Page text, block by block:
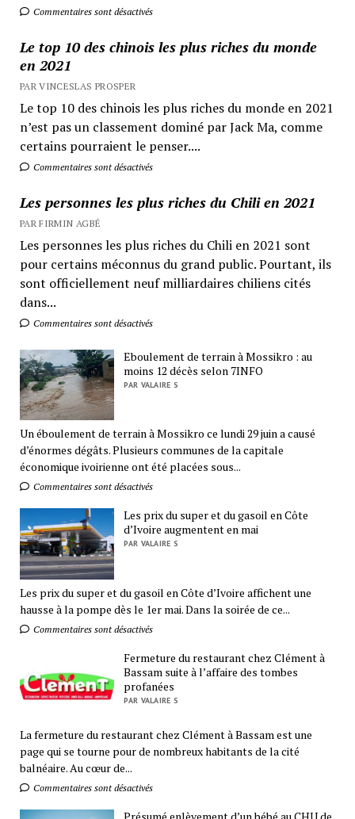
Commentaires sont désactivés
Le top 10 des chinois les plus riches du monde
en 2021
PAR VINCESLAS PROSPER
Le top 10 des chinois les plus riches du monde en 2021
n’est pas un classement dominé par Jack Ma, comme
certains pourraient le penser....
Commentaires sont désactivés
Les personnes les plus riches du Chili en 2021
PAR FIRMIN AGBÉ
Les personnes les plus riches du Chili en 2021 sont
pour certains méconnus du grand public. Pourtant, ils
sont officiellement neuf milliardaires chiliens cités
dans...
Commentaires sont désactivés
Eboulement de terrain à Mossikro : au
moins 12 décès selon 7INFO
PAR VALAIRE S
Un éboulement de terrain à Mossikro ce lundi 29 juin a causé
d’énormes dégâts. Plusieurs communes de la capitale
économique ivoirienne ont été placées sous...
Commentaires sont désactivés
Les prix du super et du gasoil en Côte
d’Ivoire augmentent en mai
PAR VALAIRE S
Les prix du super et du gasoil en Côte d’Ivoire affichent une
hausse à la pompe dès le 1er mai. Dans la soirée de ce...
Commentaires sont désactivés
Fermeture du restaurant chez Clément à
Bassam suite à l’affaire des tombes
profanées
PAR VALAIRE S
La fermeture du restaurant chez Clément à Bassam est une
page qui se tourne pour de nombreux habitants de la cité
balnéaire. Au cœur de...
Commentaires sont désactivés